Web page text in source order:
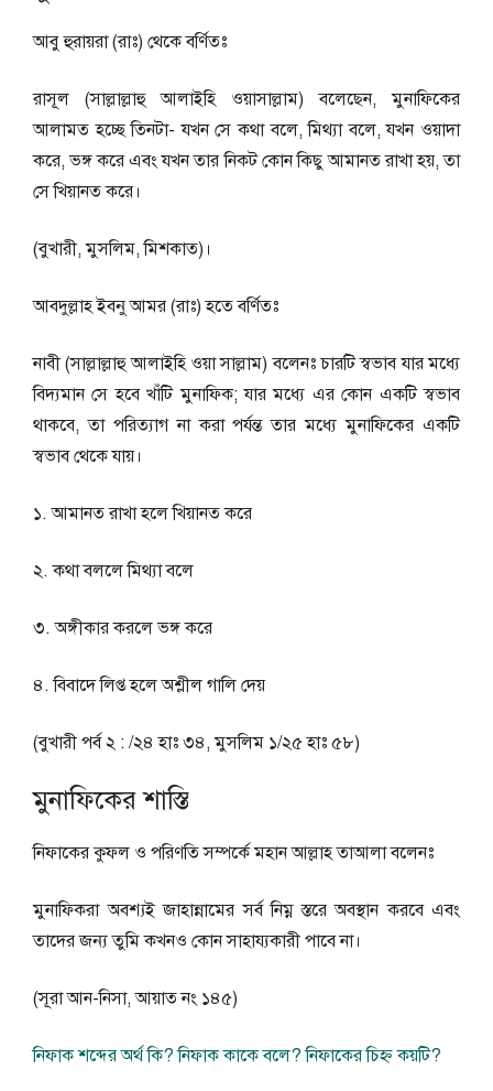
আবু হুরায়রা (রাঃ) থেকে বর্ণিতঃ
রাসূল (সাল্লাল্লাহু আলাইহি ওয়াসাল্লাম) বলেছেন, মুনাফিকের
আলামত হচ্ছে তিনটা- যখন সে কথা বলে, মিথ্যা বলে, যখন ওয়াদা
করে, ভঙ্গ করে এবং যখন তার নিকট কোন কিছু আমানত রাখা হয়, তা
সে খিয়ানত করে।
(বুখারী, মুসলিম, মিশকাত)।
আবদুল্লাহ ইবনু আমর (রাঃ) হতে বর্ণিতঃ
নাবী (সাল্লাল্লাহু আলাইহি ওয়া সাল্লাম) বলেনঃ চারটি স্বভাব যার মধ্যে
বিদ্যমান সে হবে খাঁটি মুনাফিক; যার মধ্যে এর কোন একটি স্বভাব
থাকবে, তা পরিত্যাগ না করা পর্যন্ত তার মধ্যে মুনাফিকের একটি
স্বভাব থেকে যায়।
১. আমানত রাখা হলে খিয়ানত করে
২. কথা বললে মিথ্যা বলে
৩. অঙ্গীকার করলে ভঙ্গ করে
৪. বিবাদে লিপ্ত হলে অশ্লীল গালি দেয়
(বুখারী পর্ব ২ : /২৪ হাঃ ৩৪, মুসলিম ১/২৫ হাঃ ৫৮)
মুনাফিকের শাস্তি
নিফাকের কুফল ও পরিণতি সম্পর্কে মহান আল্লাহ তাআলা বলেনঃ
মুনাফিকরা অবশ্যই জাহান্নামের সর্ব নিম্ন স্তরে অবস্থান করবে এবং
তাদের জন্য তুমি কখনও কোন সাহায্যকারী পাবে না।
(সূরা আন-নিসা, আয়াত নং ১৪৫)
নিফাক শব্দের অর্থ কি? নিফাক কাকে বলে? নিফাকের চিহ্ন কয়টি?